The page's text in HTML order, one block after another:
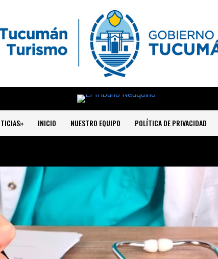
INICIO NUESTRO EQUIPO POLÍTICA DE PRIVACIDAD